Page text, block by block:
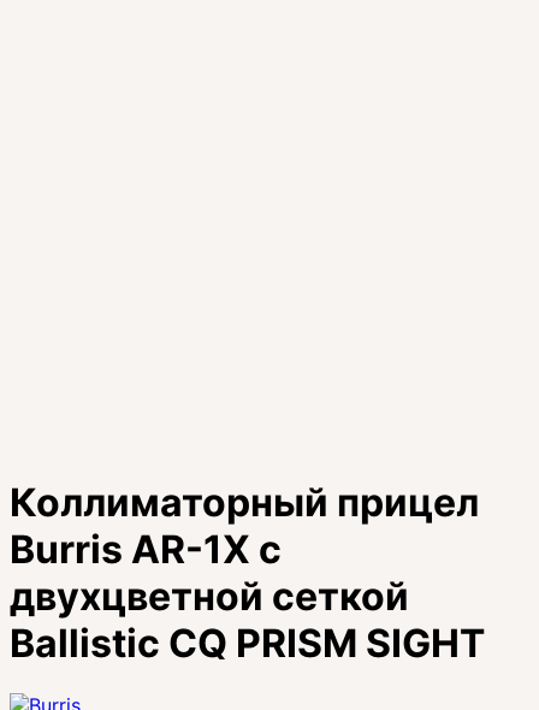
Коллиматорный прицел
Burris AR-1X с
двухцветной сеткой
Ballistic CQ PRISM SIGHT